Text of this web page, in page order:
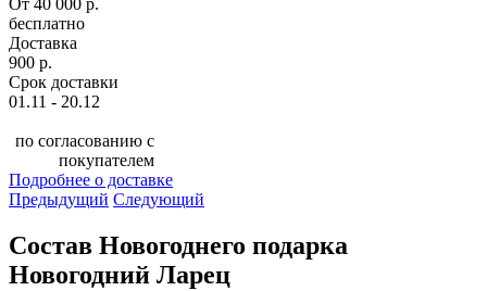
От 40 000 р.
бесплатно
Доставка
900 р.
Срок доставки
01.11 - 20.12
по согласованию с
покупателем
Подробнее о доставке
Предыдущий Следующий
Состав Новогоднего подарка
Новогодний Ларец